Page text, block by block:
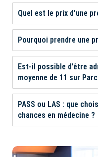
Quel est le prix d’une
Pourquoi prendre une
Est-il possible d’être
moyenne de 11 sur
PASS ou LAS : que
chances en médecine ?